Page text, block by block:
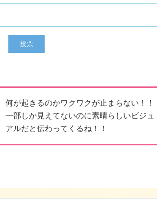
何が起きるのかワクワクが止まらない！！
一部しか見えてないのに素晴らしいビジュ
アルだと伝わってくるね！！